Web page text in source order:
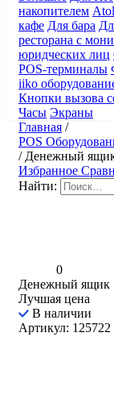
накопителем Atol
кафе Для бара
ресторана с
юридческих лиц
POS-терминалы
iiko
Кнопки вызова
Часы Экраны
Главная /
POS
/ Денежный
Избранное
Найти:
0
Денежный ящик
Лучшая цена
В наличии
Артикул: 125722